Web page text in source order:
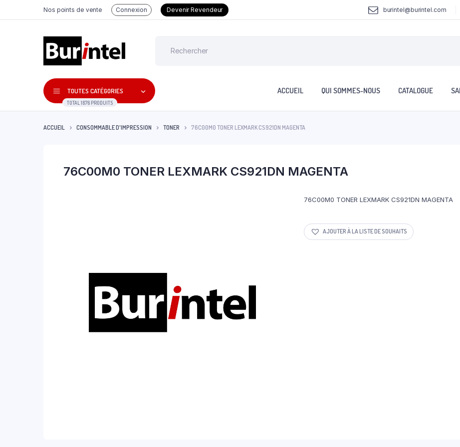
Nos points de vente Connexion Devenir Revendeur burintel@burintel.com
TOUTES CATÉGORIES
TOTAL 1876 PRODUITS
ACCUEIL QUI SOMMES-NOUS CATALOGUE
ACCUEIL CONSOMMABLE D'IMPRESSION TONER 76C00M0 TONER LEXMARK CS921DN MAGENTA
76C00M0 TONER LEXMARK CS921DN MAGENTA
76C00M0 TONER LEXMARK CS921DN MAGENTA
AJOUTER À LA LISTE DE SOUHAITS